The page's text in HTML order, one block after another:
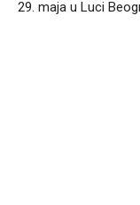
29. maja u Luci